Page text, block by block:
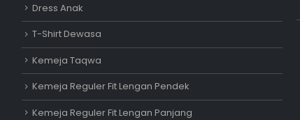
Dress Anak
T-Shirt Dewasa
Kemeja Taqwa
Kemeja Reguler Fit Lengan Pendek
Kemeja Reguler Fit Lengan Panjang